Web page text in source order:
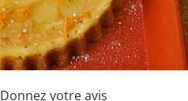
Donnez votre avis